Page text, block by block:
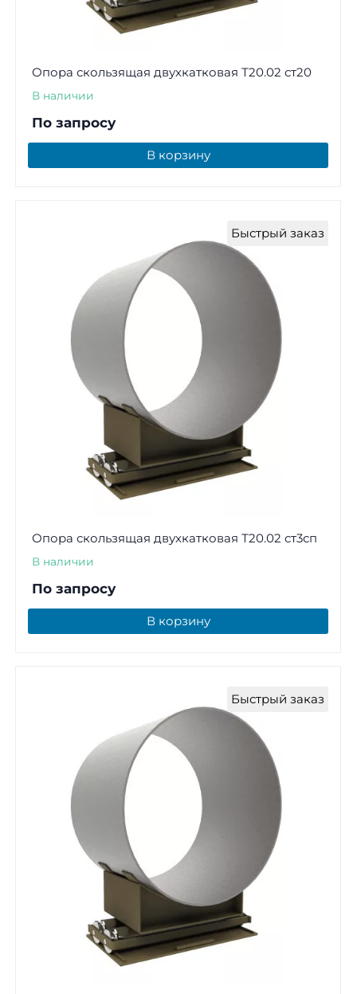
Опора скользящая двухкатковая Т20.02 ст20
В наличии
По запросу
В корзину
Быстрый заказ
Опора скользящая двухкатковая Т20.02 ст3сп
В наличии
По запросу
В корзину
Быстрый заказ